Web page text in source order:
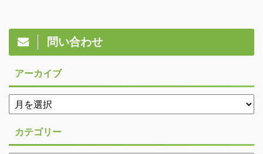
問い合わせ
アーカイブ
カテゴリー